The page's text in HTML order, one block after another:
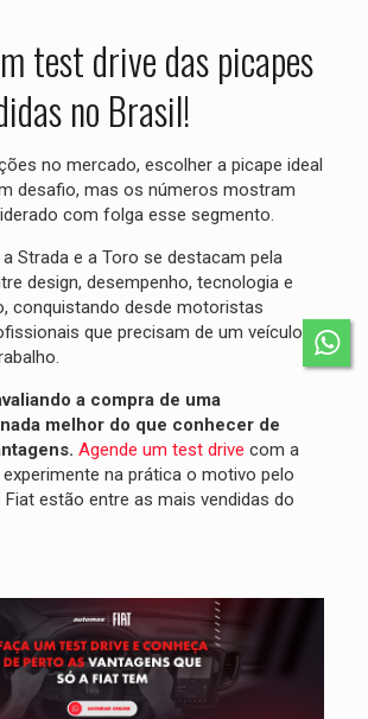
test drive das picapes
no Brasil!
no mercado, escolher a picape ideal
desafio, mas os números mostram
com folga esse segmento.
Strada e a Toro se destacam pela
design, desempenho, tecnologia e
conquistando desde motoristas
que precisam de um veículo
a compra de uma
melhor do que conhecer de
Agende um test drive com a
na prática o motivo pelo
Fiat estão entre as mais vendidas do